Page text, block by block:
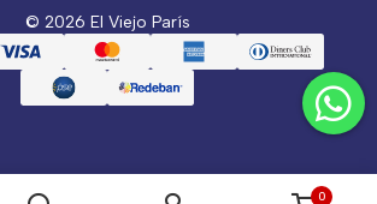
© 2026 El Viejo París
0